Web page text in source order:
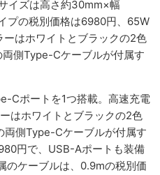
イズは高さ約30mm×幅
プの税別価格は6980円、65W
はホワイトとブラックの2色
側Type-Cケーブルが付属す
Cポートを1つ搭載。高速充電
はホワイトとブラックの2色
側Type-Cケーブルが付属す
円で、USB-Aポートも装備
ケーブルは、0.9mの税別価